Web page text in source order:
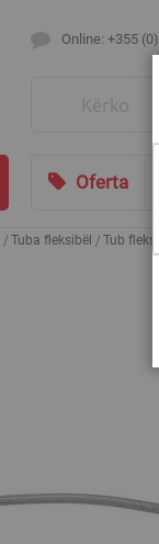
Online: +355
Oferta
Tuba fleksibël Tub